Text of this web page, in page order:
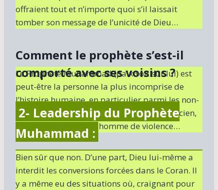
offraient tout et n’importe quoi s’il laissait
tomber son message de l’unicité de Dieu…
Comment le prophète s’est-il
comporté avec ses voisins ?
Le Prophète Muhammad (paix soit sur lui) est
peut-être la personne la plus incomprise de
l’histoire humaine, en particulier parmi les non-
musulmans. Ils l’ont accusé d’être un magicien,
un fou, un raciste, un homme de violence…
2- Leadership du Prophète
Muhammad :
Bien sûr que non. D’une part, Dieu lui-même a
interdit les conversions forcées dans le Coran. Il
y a même eu des situations où, craignant pour